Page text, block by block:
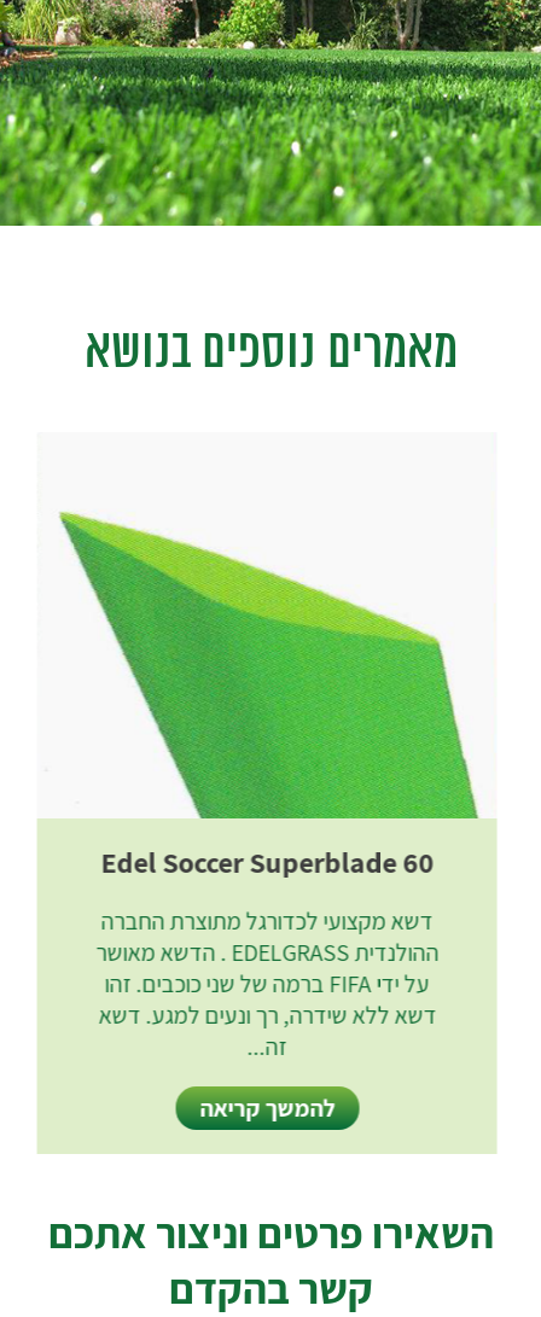
מאמרים נוספים בנושא
Edel Soccer Superblade 60
דשא מקצועי לכדורגל מתוצרת החברה
ההולנדית EDELGRASS . הדשא מאושר
על ידי FIFA ברמה של שני כוכבים. זהו
דשא ללא שידרה, רך ונעים למגע. דשא
זה...
להמשך קריאה
השאירו פרטים וניצור אתכם
קשר בהקדם